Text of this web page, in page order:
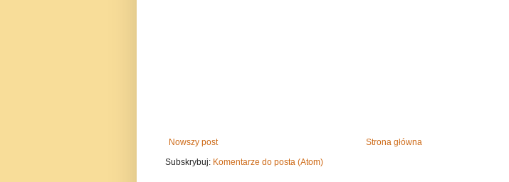
Nowszy post
Strona główna
Subskrybuj: Komentarze do posta (Atom)